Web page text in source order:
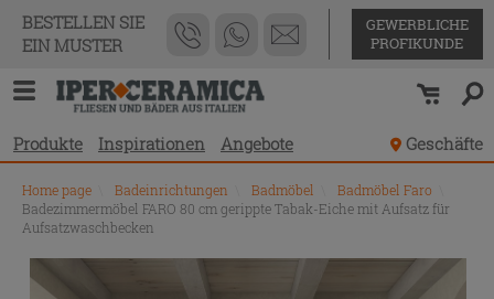
BESTELLEN SIE
EIN MUSTER
GEWERBLICHE
PROFIKUNDE
Produkte Inspirationen Angebote Geschäfte
Home page Badeinrichtungen Badmöbel Badmöbel Faro
Badezimmermöbel FARO 80 cm gerippte Tabak-Eiche mit Aufsatz für
Aufsatzwaschbecken